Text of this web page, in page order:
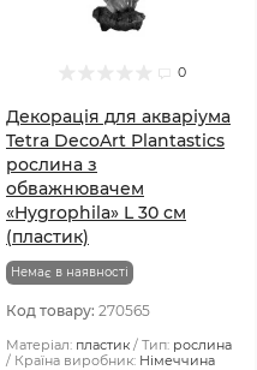
0
Декорація для акваріума
Tetra DecoArt Plantastics
рослина з
обважнювачем
«Hygrophila» L 30 см
(пластик)
Немає в наявності
Код товару: 270565
Матеріал: пластик Тип: рослина
Країна виробник: Німеччина